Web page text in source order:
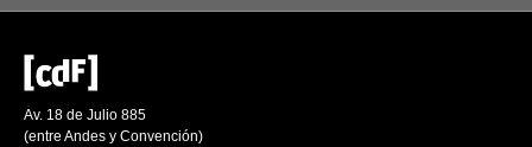
Av. 18 de Julio 885
(entre Andes y Convención)